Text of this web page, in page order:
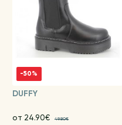
-50%
DUFFY
от 24.90€ 49.80€